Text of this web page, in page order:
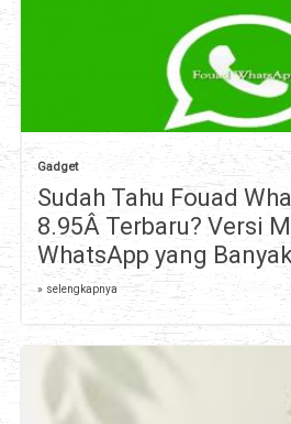
Gadget
Sudah Tahu Fouad
8.95Â Terbaru? Versi
WhatsApp yang
» selengkapnya